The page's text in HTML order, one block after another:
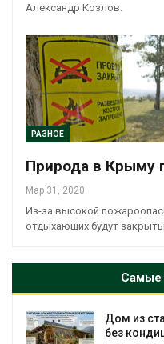
Александр Козлов.
РАЗНОЕ
Природа в Крыму
Мар 31, 2020
Из-за высокой
отдыхающих будут закрыты
Самые
Дом из
без